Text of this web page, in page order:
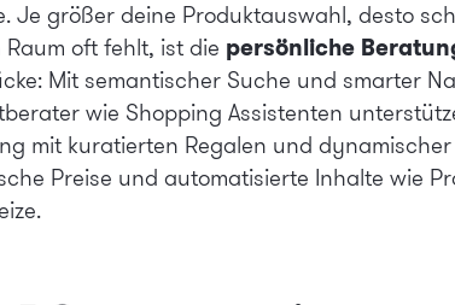
Je größer deine Produktauswahl, desto
oft fehlt, ist die persönliche
Mit semantischer Suche und smarter
wie Shopping Assistenten
mit kuratierten Regalen und
Preise und automatisierte Inhalte wie